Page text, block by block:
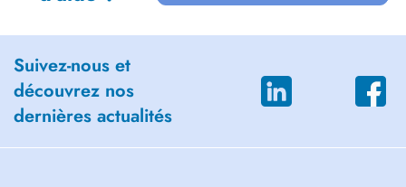
Suivez-nous et
découvrez nos
dernières actualités